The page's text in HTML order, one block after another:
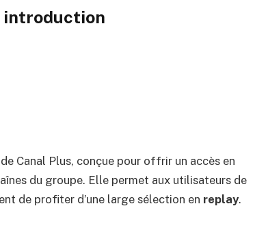
introduction
de Canal Plus, conçue pour offrir un accès en
du groupe. Elle permet aux utilisateurs de
de profiter d’une large sélection en replay.